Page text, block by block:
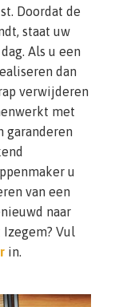
Doordat de
staat uw
Als u een
dan
verwijderen
met
garanderen
u
van een
naar
Vul
in.